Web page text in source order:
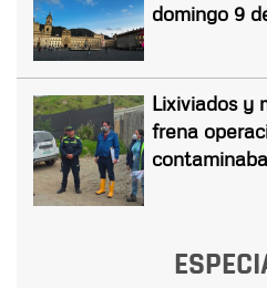
domingo 9
Lixiviados y
frena